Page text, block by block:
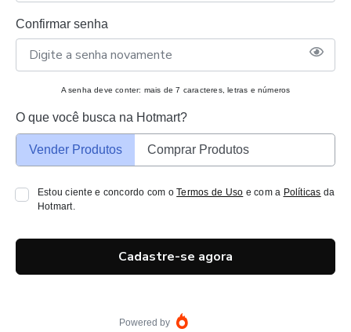
Confirmar senha
A senha deve conter: mais de 7 caracteres, letras e números
O que você busca na Hotmart?
Vender Produtos Comprar Produtos
Estou ciente e concordo com oTermos de Uso e com a Políticas da
Hotmart.
Cadastre-se agora
Powered by